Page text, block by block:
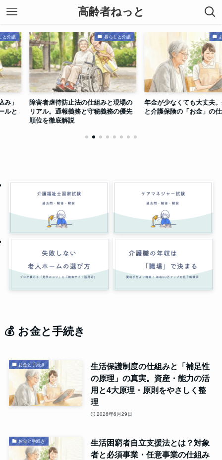
高齢者ねっと
暮らしと介護
止法の仕組みと現場の
義務と守秘義務の優先
年金が少なくても大丈夫。生活保護
と介護保険の「お金」の仕組み
ヘルパ
護の「
💰 お金と手続き
お金と手続き
生活保護制度の仕組みと「補足性
の原理」の真実。資産・能力の活
用と4大原理・原則をやさしく整
理
2026年6月29日
お金と手続き
生活困窮者自立支援法とは？対象
者と必須事業・任意事業の仕組み